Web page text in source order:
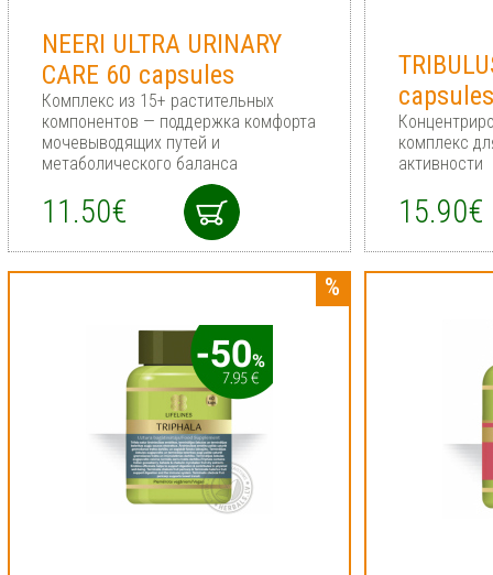
NEERI ULTRA URINARY
CARE 60 capsules
Комплекс из 15+ растительных
компонентов — поддержка комфорта
мочевыводящих путей и
метаболического баланса
11.50€
комплекс
активности
15.90€